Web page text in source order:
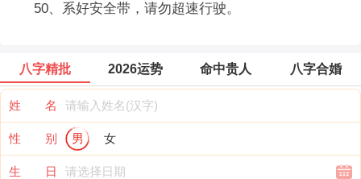
50、系好安全带，请勿超速行驶。
八字精批 2026运势 命中贵人 八字合婚
姓 名
性 别 男 女
生 日